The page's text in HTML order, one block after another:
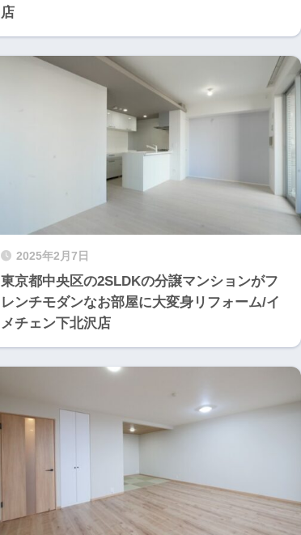
店
2025年2月7日
東京都中央区の2SLDKの分譲マンションがフ
レンチモダンなお部屋に大変身リフォーム/イ
メチェン下北沢店